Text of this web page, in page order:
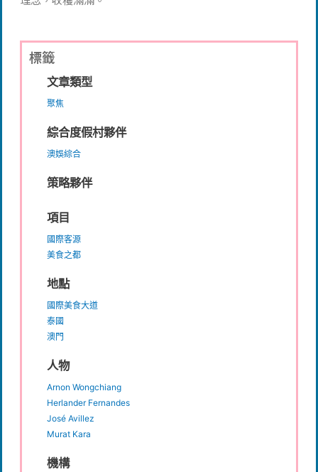
標籤
文章類型
聚焦
綜合度假村夥伴
澳娛綜合
策略夥伴
項目
國際客源
美食之都
地點
國際美食大道
泰國
澳門
人物
Arnon Wongchiang
Herlander Fernandes
José Avillez
Murat Kara
機構